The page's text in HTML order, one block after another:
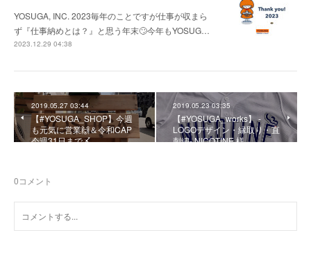
YOSUGA, INC. 2023毎年のことですが仕事が収まら
ず『仕事納めとは？』と思う年末🙄今年もYOSUG…
2023.12.29 04:38
2019.05.27 03:44
【#YOSUGA_SHOP】今週
も元気に営業🙌＆令和CAP
今週31日まで〆
2019.05.23 03:35
【#YOSUGA_works】 -
LOGOデザイン・縁取り・直
刺繍- NICOTINE 様
0コメント